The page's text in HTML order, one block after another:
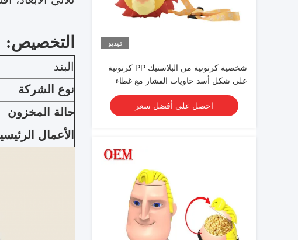
فيديو
شخصية كرتونية من البلاستيك PP كرتونية
على شكل أسد حاويات الفشار مع غطاء
لجمع
احصل على أفضل سعر
التخصيص:
البند
نوع الشركة
حالة المخزون
الأعمال